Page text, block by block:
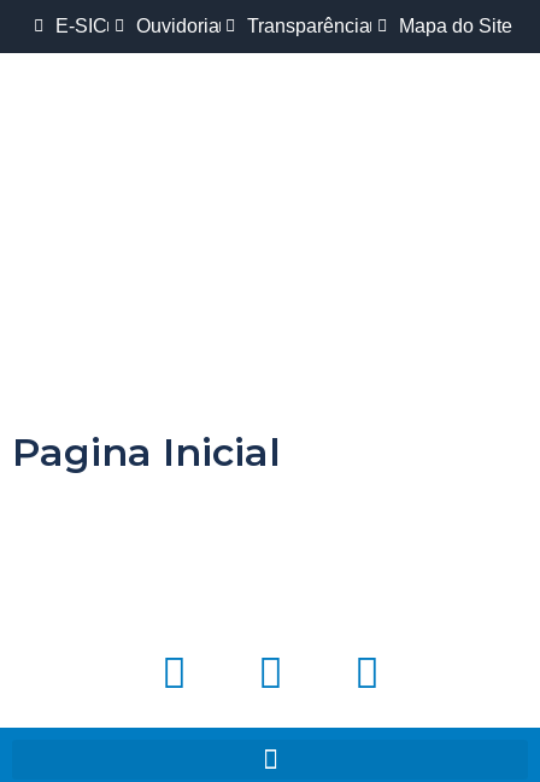
E-SIC Ouvidoria Transparência Mapa do Site
Pagina Inicial